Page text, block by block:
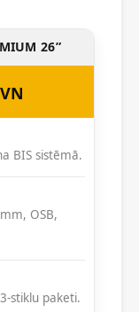
26”
BIS sistēmā.
OSB,
stiklu paketi.